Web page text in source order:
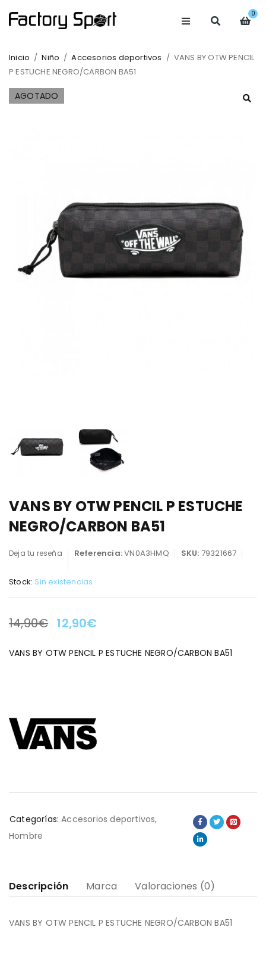
0
Inicio / Niño / Accesorios deportivos / VANS BY OTW PENCIL
P ESTUCHE NEGRO/CARBON BA51
AGOTADO
VANS BY OTW PENCIL P ESTUCHE
NEGRO/CARBON BA51
Deja tu reseña Referencia:VN0A3HMQ SKU: 79321667
Stock: Sin existencias
LA OFERTA TERMINA EN:
14,90€ 12,90€
VANS BY OTW PENCIL P ESTUCHE NEGRO/CARBON BA51
Categorías: Accesorios deportivos,
Hombre
Descripción Marca Valoraciones (0)
VANS BY OTW PENCIL P ESTUCHE NEGRO/CARBON BA51